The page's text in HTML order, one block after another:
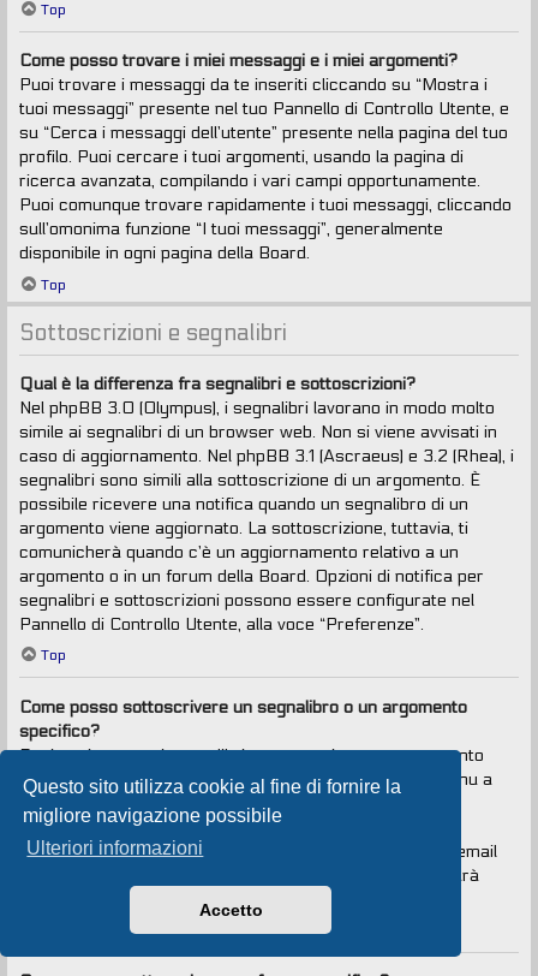
Questo sito utilizza cookie al fine di fornire la
migliore navigazione possibile
Ulteriori informazioni
Accetto
Top
Come posso trovare i miei messaggi e i miei argomenti?
Puoi trovare i messaggi da te inseriti cliccando su “Mostra i
tuoi messaggi” presente nel tuo Pannello di Controllo Utente, e
su “Cerca i messaggi dell’utente” presente nella pagina del tuo
profilo. Puoi cercare i tuoi argomenti, usando la pagina di
ricerca avanzata, compilando i vari campi opportunamente.
Puoi comunque trovare rapidamente i tuoi messaggi, cliccando
sull’omonima funzione “I tuoi messaggi”, generalmente
disponibile in ogni pagina della Board.
Top
Sottoscrizioni e segnalibri
Qual è la differenza fra segnalibri e sottoscrizioni?
Nel phpBB 3.0 (Olympus), i segnalibri lavorano in modo molto
simile ai segnalibri di un browser web. Non si viene avvisati in
caso di aggiornamento. Nel phpBB 3.1 (Ascraeus) e 3.2 (Rhea), i
segnalibri sono simili alla sottoscrizione di un argomento. È
possibile ricevere una notifica quando un segnalibro di un
argomento viene aggiornato. La sottoscrizione, tuttavia, ti
comunicherà quando c’è un aggiornamento relativo a un
argomento o in un forum della Board. Opzioni di notifica per
segnalibri e sottoscrizioni possono essere configurate nel
Pannello di Controllo Utente, alla voce “Preferenze”.
Top
Come posso sottoscrivere un segnalibro o un argomento
specifico?
Puoi aggiungere ai segnalibri o sottoscrivere un argomento
specifico cliccando sul collegamento appropriato nel menu a
tendina “Strumenti argomento”, situato vicino alla parte
superiore e inferiore di un argomento.
Rispondendo a un argomento con la voce “Avvisami via email
quando si risponde in questo argomento” selezionata, sarà
anche sottoscritto l’argomento.